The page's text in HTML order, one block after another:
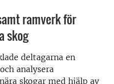
ramverk för
skog
deltagarna en
analysera
skogar med hjälp av